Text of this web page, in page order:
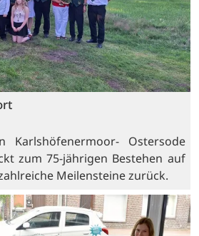
Karlshöfenermoor- Ostersode
zum 75-jährigen Bestehen auf
Meilensteine zurück.